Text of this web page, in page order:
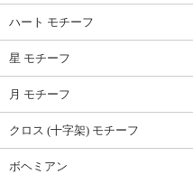
ハート モチーフ
星 モチーフ
月 モチーフ
クロス (十字架) モチーフ
ボヘミアン